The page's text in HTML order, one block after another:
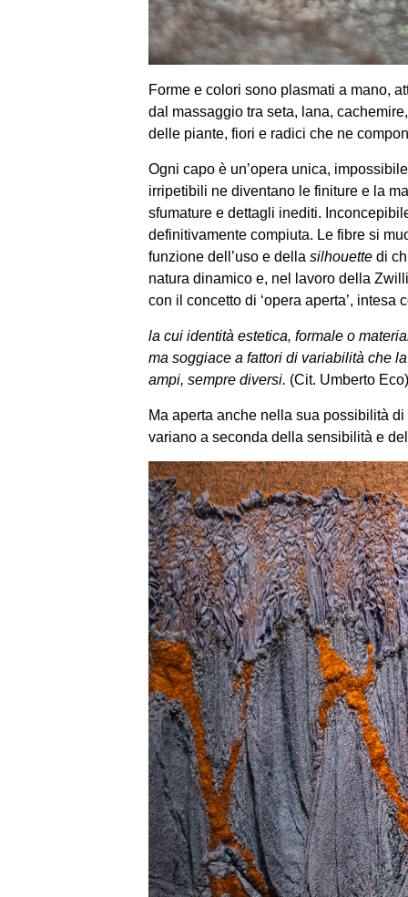
Forme e colori sono plasmati a mano,
dal massaggio tra seta, lana,
delle piante, fiori e radici che ne
Ogni capo è un’opera unica,
irripetibili ne diventano le finiture e la
sfumature e dettagli inediti.
definitivamente compiuta. Le fibre si
funzione dell’uso e della silhouettedi
natura dinamico e, nel lavoro della
con il concetto di ‘opera aperta’, intesa
la cui identità estetica, formale o
ma soggiace a fattori di variabilità che
ampi, sempre diversi. (Cit. Umberto Eco)
Ma aperta anche nella sua possibilità
variano a seconda della sensibilità e